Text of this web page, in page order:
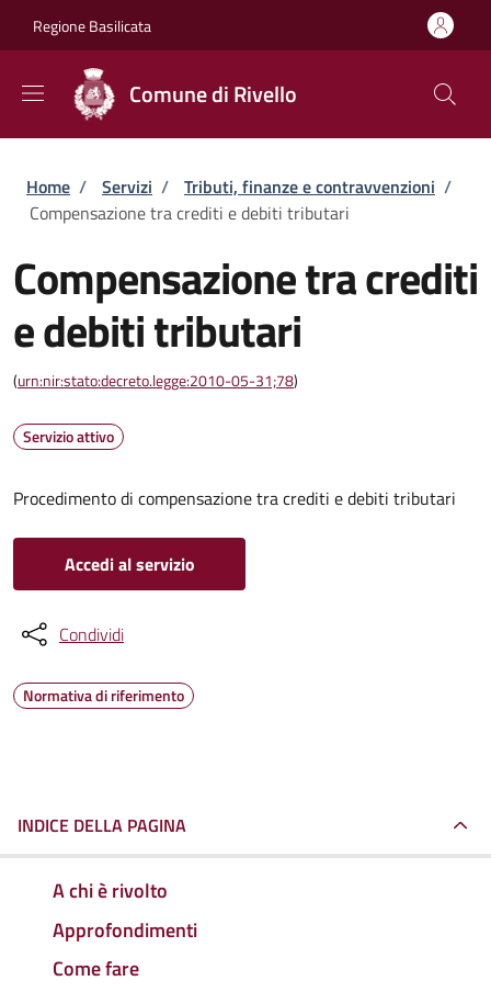
Regione Basilicata
Comune di Rivello
Briciole di pane
Home / Servizi / Tributi, finanze e contravvenzioni /
Compensazione tra crediti e debiti tributari
Compensazione tra crediti
e debiti tributari
(urn:nir:stato:decreto.legge:2010-05-31;78)
Servizio attivo
Procedimento di compensazione tra crediti e debiti tributari
Accedi al servizio
Condividi
Normativa di riferimento
INDICE DELLA PAGINA
A chi è rivolto
Approfondimenti
Come fare